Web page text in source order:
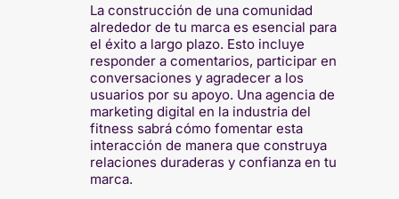
La construcción de una comunidad
alrededor de tu marca es esencial para
el éxito a largo plazo. Esto incluye
responder a comentarios, participar en
conversaciones y agradecer a los
usuarios por su apoyo. Una agencia de
marketing digital en la industria del
fitness sabrá cómo fomentar esta
interacción de manera que construya
relaciones duraderas y confianza en tu
marca.